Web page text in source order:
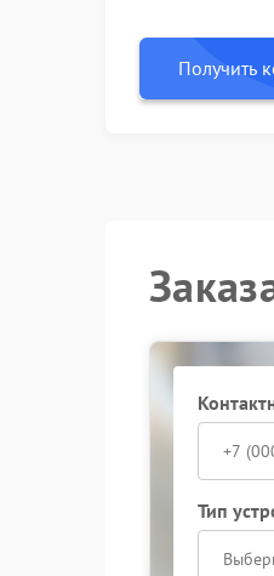
Получить
Тип